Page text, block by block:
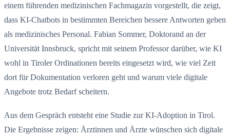
einem führenden medizinischen Fachmagazin vorgestellt, die zeigt,
dass KI-Chatbots in bestimmten Bereichen bessere Antworten geben
als medizinisches Personal. Fabian Sommer, Doktorand an der
Universität Innsbruck, spricht mit seinem Professor darüber, wie KI
wohl in Tiroler Ordinationen bereits eingesetzt wird, wie viel Zeit
dort für Dokumentation verloren geht und warum viele digitale
Angebote trotz Bedarf scheitern.
Aus dem Gespräch entsteht eine Studie zur KI-Adoption in Tirol.
Die Ergebnisse zeigen: Ärztinnen und Ärzte wünschen sich digitale